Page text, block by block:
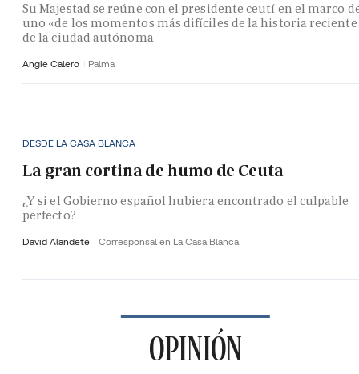
Su Majestad se reúne con el presidente ceutí en el marco
uno «de los momentos más difíciles de la historia
de la ciudad autónoma
Angie Calero Palma
DESDE LA CASA BLANCA
La gran cortina de humo de Ceuta
¿Y si el Gobierno español hubiera encontrado el culpable
perfecto?
David Alandete Corresponsal en La Casa Blanca
OPINIÓN